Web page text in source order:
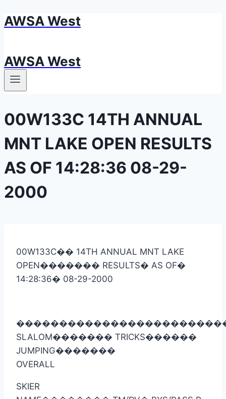
Skip
AWSA West
AWSA West
00W133C 14TH ANNUAL
MNT LAKE OPEN RESULTS
AS OF 14:28:36 08-29-
2000
00W133C�� 14TH ANNUAL MNT LAKE
OPEN������� RESULTS� AS OF�
14:28:36� 08-29-2000
SLALOM������� TRICKS������
JUMPING�������
OVERALL
SKIER